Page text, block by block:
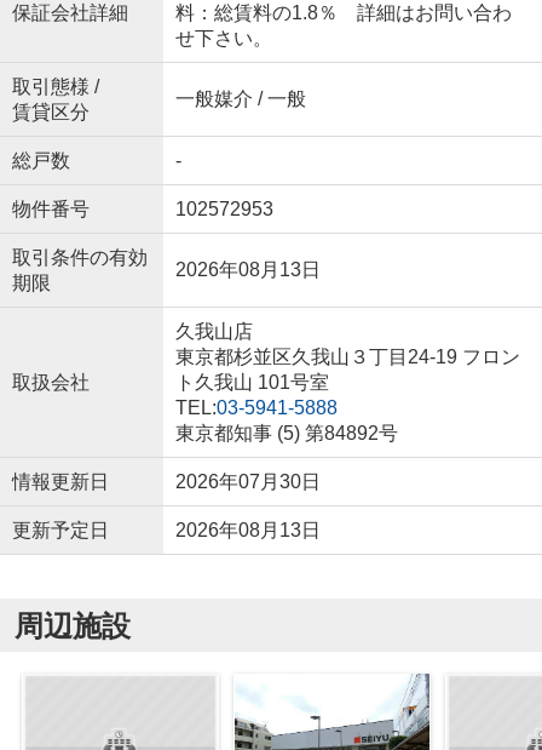
保証会社詳細
料：総賃料の1.8％ 詳細はお問い合わ
せ下さい。
取引態様 /
賃貸区分
一般媒介 / 一般
総戸数 -
物件番号 102572953
取引条件の有効
期限
2026年08月13日
取扱会社
久我山店
東京都杉並区久我山３丁目24-19 フロン
ト久我山 101号室
TEL:03-5941-5888
東京都知事 (5) 第84892号
情報更新日 2026年07月30日
更新予定日 2026年08月13日
周辺施設